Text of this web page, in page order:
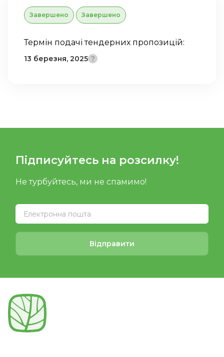
Завершено Завершено
Термін подачі тендерних пропозицій:
13 березня, 2025
Підписуйтесь на розсилку!
Не турбуйтесь, ми не спамимо!
Відправити